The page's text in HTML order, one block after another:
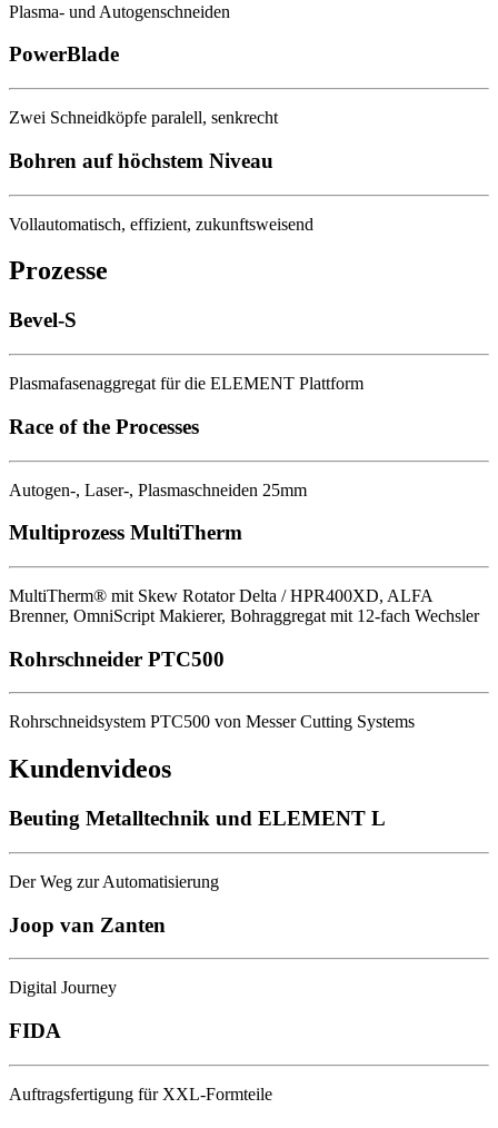
Plasma- und Autogenschneiden
PowerBlade
Zwei Schneidköpfe paralell, senkrecht
Bohren auf höchstem Niveau
Vollautomatisch, effizient, zukunftsweisend
Prozesse
Bevel-S
Plasmafasenaggregat für die ELEMENT Plattform
Race of the Processes
Autogen-, Laser-, Plasmaschneiden 25mm
Multiprozess MultiTherm
MultiTherm® mit Skew Rotator Delta / HPR400XD, ALFA
Brenner, OmniScript Makierer, Bohraggregat mit 12-fach Wechsler
Rohrschneider PTC500
Rohrschneidsystem PTC500 von Messer Cutting Systems
Kundenvideos
Beuting Metalltechnik und ELEMENT L
Der Weg zur Automatisierung
Joop van Zanten
Digital Journey
FIDA
Auftragsfertigung für XXL-Formteile